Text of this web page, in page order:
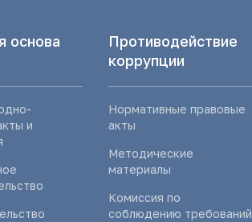
основа
и
Противодействие
коррупции
Нормативные правовые
акты
Методические
материалы
Комиссия по
соблюдению требований